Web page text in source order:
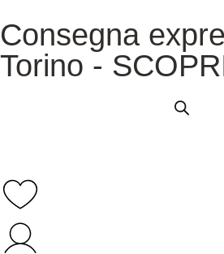
Consegna
Torino -